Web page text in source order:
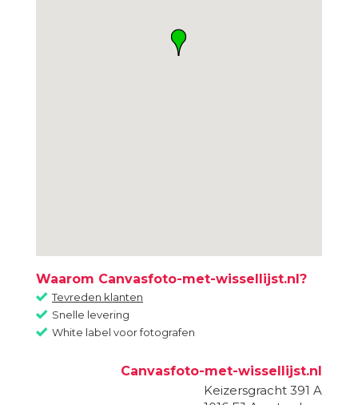
Waarom Canvasfoto-met-wissellijst.nl?
Tevreden klanten
Snelle levering
White label voor fotografen
Canvasfoto-met-wissellijst.nl
Keizersgracht 391 A